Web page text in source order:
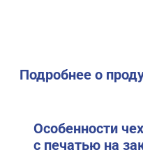
Подробнее о
Особенности
с печатью на